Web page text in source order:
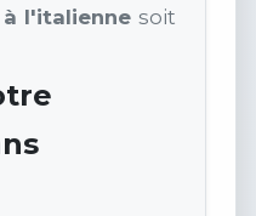
l'italienne soit